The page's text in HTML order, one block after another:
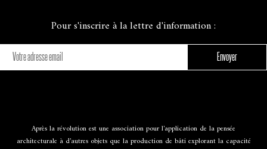
Pour s'inscrire à la lettre d'information :
Après la révolution est une association pour l'application de la pensée
architecturale à d'autres objets que la production de bâti explorant la capacité